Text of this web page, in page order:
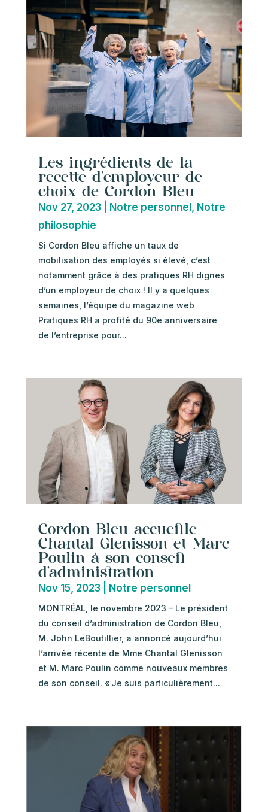
Les ingrédients de la
recette d’employeur de
choix de Cordon Bleu
Nov 27, 2023| Notre personnel, Notre
philosophie
Si Cordon Bleu affiche un taux de
mobilisation des employés si élevé, c’est
notamment grâce à des pratiques RH dignes
d’un employeur de choix ! Il y a quelques
semaines, l’équipe du magazine web
Pratiques RH a profité du 90e anniversaire
de l’entreprise pour...
Cordon Bleu accueille
Chantal Glenisson et Marc
Poulin à son conseil
d’administration
Nov 15, 2023| Notre personnel
MONTRÉAL, le novembre 2023 – Le président
du conseil d’administration de Cordon Bleu,
M. John LeBoutillier, a annoncé aujourd’hui
l’arrivée récente de Mme Chantal Glenisson
et M. Marc Poulin comme nouveaux membres
de son conseil. « Je suis particulièrement...